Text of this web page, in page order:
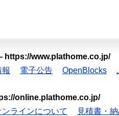
https://www.plathome.co.jp/
電子公告 OpenBlocks
online.plathome.co.jp/
ラインについて
見積書・